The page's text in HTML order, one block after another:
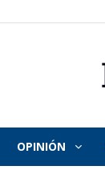
OPINIÓN